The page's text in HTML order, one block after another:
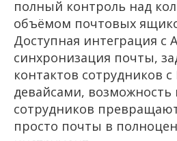
полный контроль над
объёмом почтовых
Доступная интеграция с
синхронизация почты,
контактов сотрудников
девайсами, возможность
сотрудников
просто почты в